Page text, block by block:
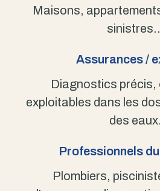
Maisons,
Assurances /
Diagnostics précis,
exploitables dans les
des eaux.
Professionnels
Plombiers,